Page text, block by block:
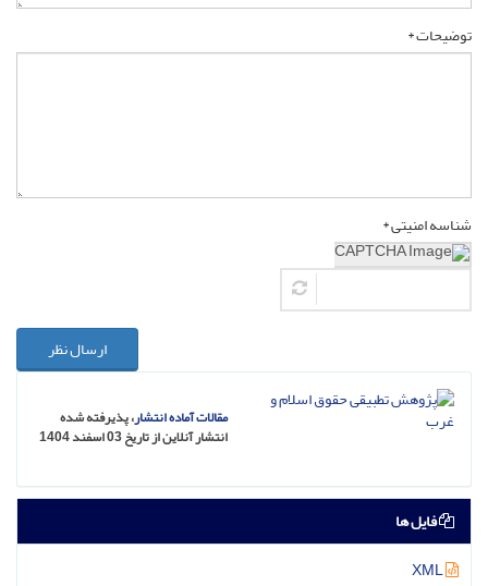
توضیحات *
شناسه امنیتی *
ارسال نظر
مقالات آماده انتشار، پذیرفته شده
انتشار آنلاین از تاریخ 03 اسفند 1404
فایل ها